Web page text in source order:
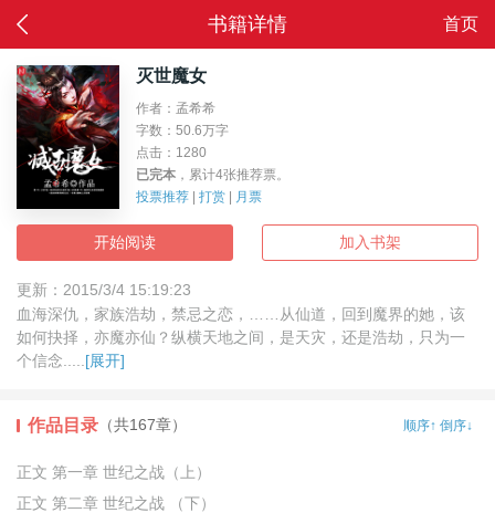
返回
书籍详情 首页
灭世魔女
作者：孟希希
字数：50.6万字
点击：1280
已完本 ，累计4张推荐票。
投票推荐
打赏 月票
开始阅读 加入书架
更新：2015/3/4 15:19:23
血海深仇，家族浩劫，禁忌之恋，……从仙道，回到魔界的她，该
如何抉择，亦魔亦仙？纵横天地之间，是天灾，还是浩劫，只为一
个信念..... [展开]
作品目录 （共167章） 顺序↑ 倒序↓
正文 第一章 世纪之战（上）
正文 第二章 世纪之战 （下）